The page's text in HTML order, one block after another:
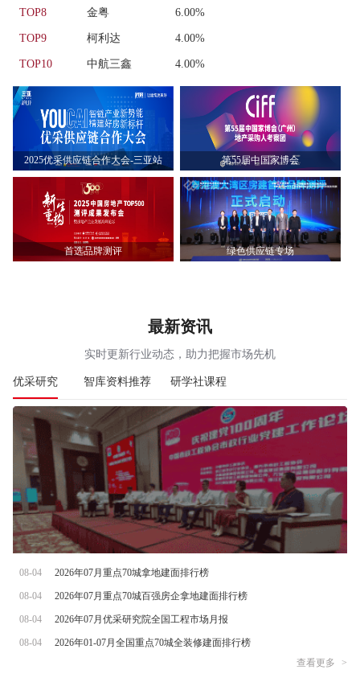
TOP8 金粤 6.00%
TOP9 柯利达 4.00%
TOP10 中航三鑫 4.00%
2025优采供应链合作大会-三亚站 第55届中国家博会
首选品牌测评 绿色供应链专场
最新资讯
实时更新行业动态，助力把握市场先机
优采研究 智库资料推荐 研学社课程
08-04 2026年07月重点70城拿地建面排行榜
08-04 2026年07月重点70城百强房企拿地建面排行榜
08-04 2026年07月优采研究院全国工程市场月报
08-04
2026年01-07月全国重点70城全装修建面排行榜
查看更多
>